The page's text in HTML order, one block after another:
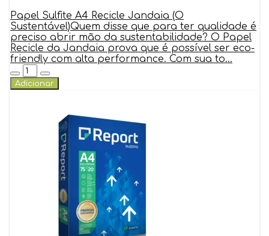
Papel Sulfite A4 Recicle Jandaia (O
Sustentável)Quem disse que para ter qualidade é
preciso abrir mão da sustentabilidade? O Papel
Recicle da Jandaia prova que é possível ser eco-
friendly com alta performance. Com sua to...
Adicionar